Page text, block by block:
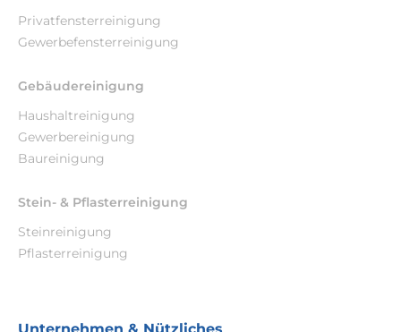
Privatfensterreinigung
Gewerbefensterreinigung
Gebäudereinigung
Haushaltreinigung
Gewerbereinigung
Baureinigung
Stein- & Pflasterreinigung
Steinreinigung
Pflasterreinigung